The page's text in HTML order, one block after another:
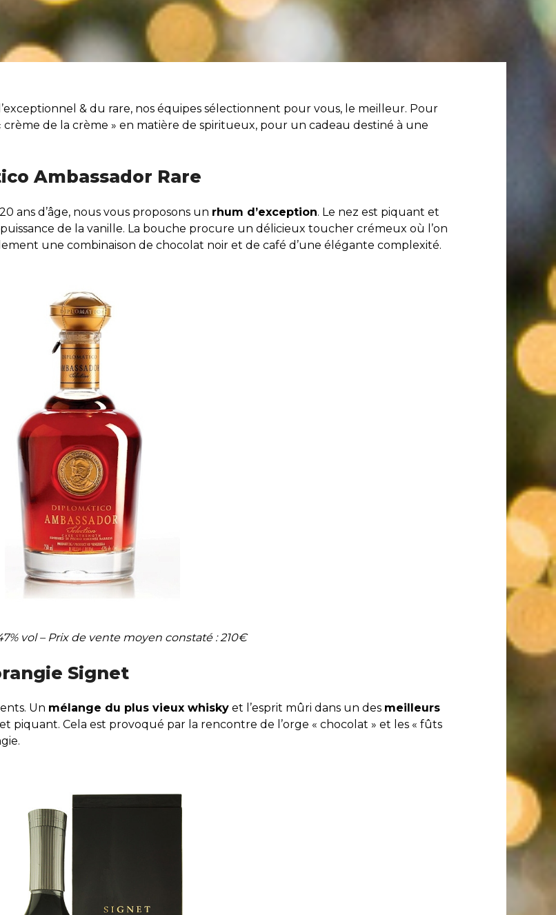
& du rare, nos équipes sélectionnent pour vous, le meilleur. Pour
crème de la crème » en matière de spiritueux, pour un cadeau destiné à une
Ambassador Rare
ans d’âge, nous vous proposons un rhum d’exception. Le nez est piquant et
de la vanille. La bouche procure un délicieux toucher crémeux où l’on
une combinaison de chocolat noir et de café d’une élégante complexité.
vol – Prix de vente moyen constaté : 210€
Signet
Un mélange du plus vieux whisky et l’esprit mûri dans un des meilleurs
piquant. Cela est provoqué par la rencontre de l’orge « chocolat » et les « fûts